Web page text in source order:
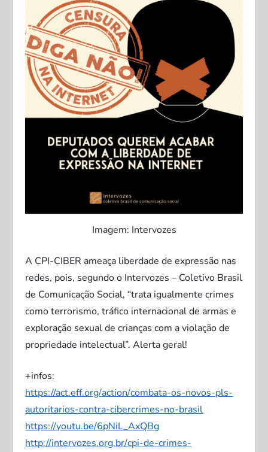
Imagem: Intervozes
A CPI-CIBER ameaça liberdade de expressão nas
redes, pois, segundo o Intervozes – Coletivo Brasil
de Comunicação Social, “trata igualmente crimes
como terrorismo, tráfico internacional de armas e
exploração sexual de crianças com a violação de
propriedade intelectual”. Alerta geral!
+infos:
https://act.eff.org/action/combata-os-novos-pls-
autoritarios-contra-cibercrimes-no-brasil
https://youtu.be/6pNiL_AxQBg
http://intervozes.org.br/cpi-de-crimes-